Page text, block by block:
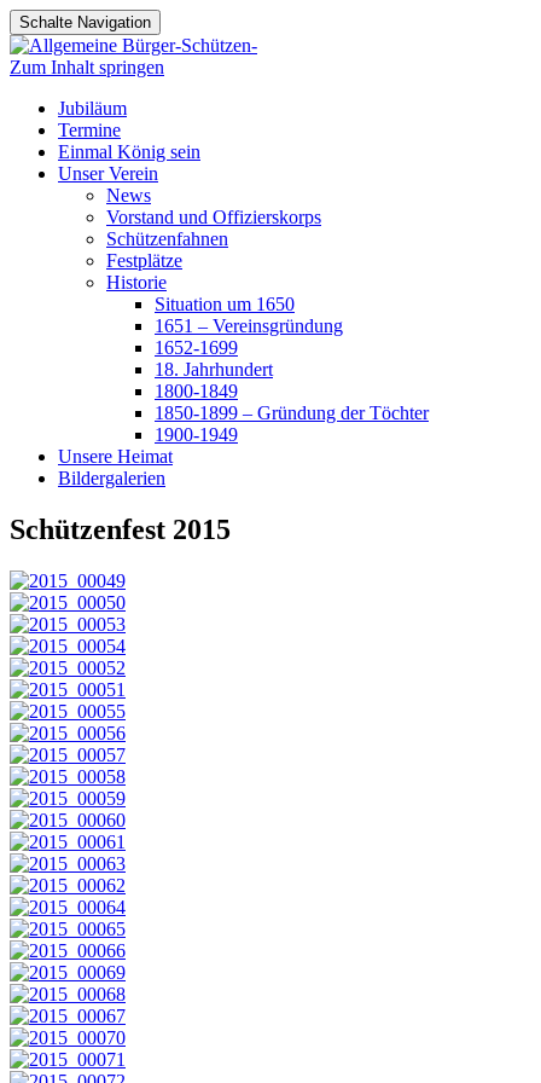
Schalte Navigation
Zum Inhalt springen
Jubiläum
Termine
Einmal König sein
Unser Verein
News
Vorstand und Offizierskorps
Schützenfahnen
Festplätze
Historie
Situation um 1650
1651 – Vereinsgründung
1652-1699
18. Jahrhundert
1800-1849
1850-1899 – Gründung der Töchter
1900-1949
Unsere Heimat
Bildergalerien
Schützenfest 2015